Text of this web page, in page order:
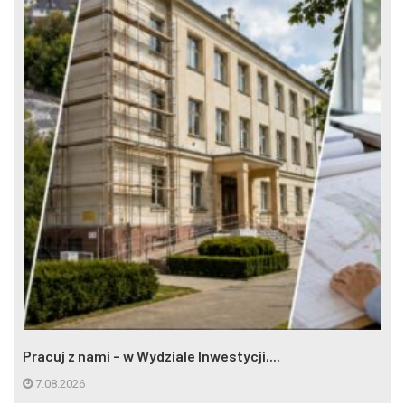
Pracuj z nami – w Wydziale Inwestycji,...
7.08.2026